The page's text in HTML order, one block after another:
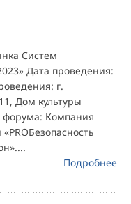
Систем
Дата проведения:
г.
Дом культуры
форума: Компания
Подробнее